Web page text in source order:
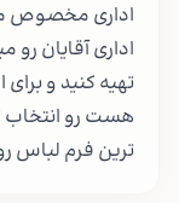
اداری مخصوص
اداری آقایان
تهیه کنید و
هست رو انتخاب
ترین فرم لباس